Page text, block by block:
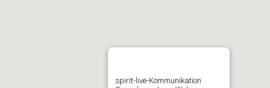
spirit-live-Kommunikation